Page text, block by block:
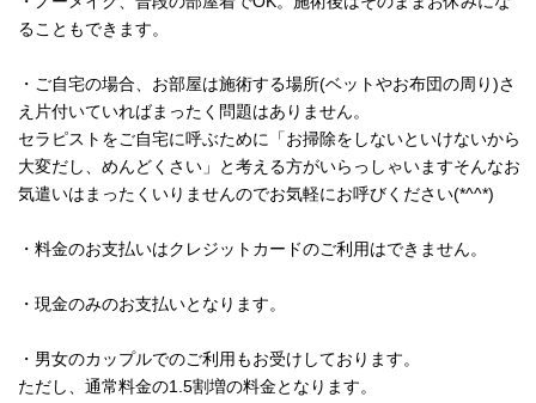
ることもできます。
・ご自宅の場合、お部屋は施術する場所(ベットやお布団の周り)さ
え片付いていればまったく問題はありません。
セラピストをご自宅に呼ぶために「お掃除をしないといけないから
大変だし、めんどくさい」と考える方がいらっしゃいますそんなお
気遣いはまったくいりませんのでお気軽にお呼びください(*^^*)
・料金のお支払いはクレジットカードのご利用はできません。
・現金のみのお支払いとなります。
・男女のカップルでのご利用もお受けしております。
ただし、通常料金の1.5割増の料金となります。